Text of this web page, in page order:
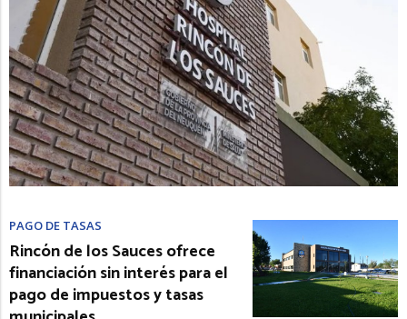
PAGO DE TASAS
Rincón de los Sauces ofrece
financiación sin interés para el
pago de impuestos y tasas